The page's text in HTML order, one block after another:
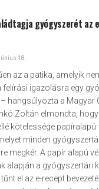
gyógyszerét az
18.
az a patika, amelyik
felírási igazolásra egy
hangsúlyozta a Magyar
Zoltán elmondta,
kötelessége papíralapú
minden
megkér. A papír alapú
alapján a gyógyszertári
el az e-recept